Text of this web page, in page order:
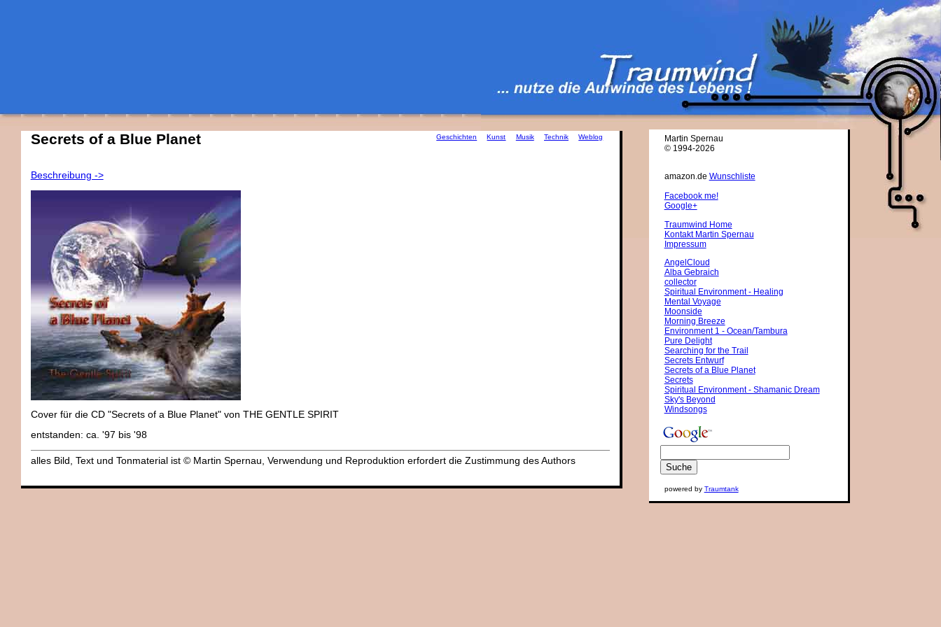
Geschichten Kunst Musik Technik Weblog
Secrets of a Blue Planet
Beschreibung ->
Cover für die CD "Secrets of a Blue Planet" von THE GENTLE SPIRIT
entstanden: ca. '97 bis '98
alles Bild, Text und Tonmaterial ist © Martin Spernau, Verwendung und Reproduktion erfordert die Zustimmung des Authors
Martin Spernau
© 1994-2026
amazon.de Wunschliste
Facebook me!
Google+
Traumwind Home
Kontakt Martin Spernau
Impressum
AngelCloud
Alba Gebraich
collector
Spiritual Environment - Healing
Mental Voyage
Moonside
Morning Breeze
Environment 1 - Ocean/Tambura
Pure Delight
Searching for the Trail
Secrets Entwurf
Secrets of a Blue Planet
Secrets
Spiritual Environment - Shamanic Dream
Sky's Beyond
Windsongs
powered by Traumtank